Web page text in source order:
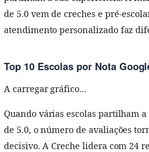
de 5.0 vem de creches e pré-
atendimento personalizado faz
Top 10 Escolas por Nota
A carregar gráfico...
Quando várias escolas partilham
de 5.0, o número de avaliações
decisivo. A Creche lidera com 24